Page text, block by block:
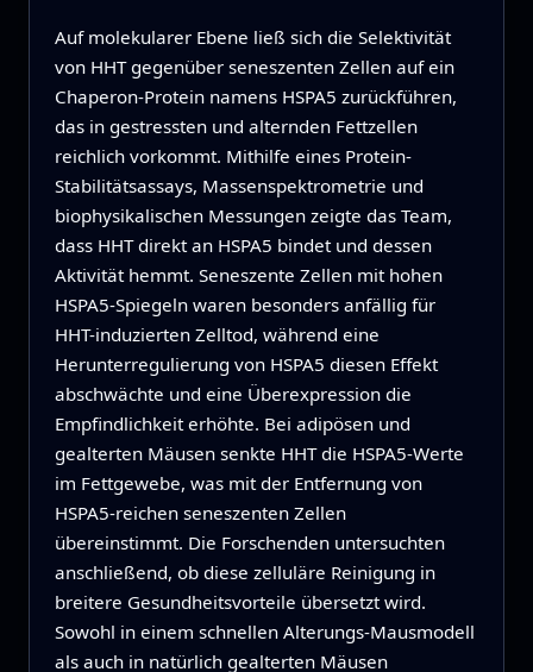
Auf molekularer Ebene ließ sich die Selektivität
von HHT gegenüber seneszenten Zellen auf ein
Chaperon-Protein namens HSPA5 zurückführen,
das in gestressten und alternden Fettzellen
reichlich vorkommt. Mithilfe eines Protein-
Stabilitätsassays, Massenspektrometrie und
biophysikalischen Messungen zeigte das Team,
dass HHT direkt an HSPA5 bindet und dessen
Aktivität hemmt. Seneszente Zellen mit hohen
HSPA5-Spiegeln waren besonders anfällig für
HHT-induzierten Zelltod, während eine
Herunterregulierung von HSPA5 diesen Effekt
abschwächte und eine Überexpression die
Empfindlichkeit erhöhte. Bei adipösen und
gealterten Mäusen senkte HHT die HSPA5-Werte
im Fettgewebe, was mit der Entfernung von
HSPA5-reichen seneszenten Zellen
übereinstimmt. Die Forschenden untersuchten
anschließend, ob diese zelluläre Reinigung in
breitere Gesundheitsvorteile übersetzt wird.
Sowohl in einem schnellen Alterungs-Mausmodell
als auch in natürlich gealterten Mäusen